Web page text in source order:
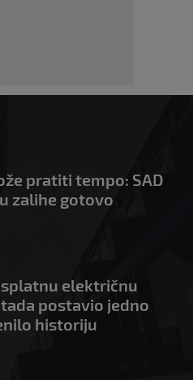
pratiti tempo: SAD
zalihe gotovo
električnu
postavio jedno
historiju